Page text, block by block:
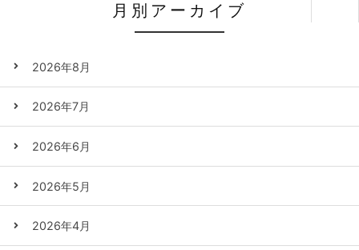
月別アーカイブ
2026年8月
2026年7月
2026年6月
2026年5月
2026年4月